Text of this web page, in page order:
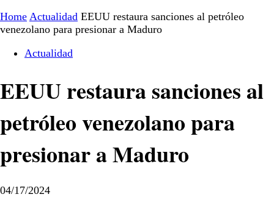
Home Actualidad EEUU restaura sanciones al petróleo
venezolano para presionar a Maduro
Actualidad
EEUU restaura sanciones al
petróleo venezolano para
presionar a Maduro
04/17/2024